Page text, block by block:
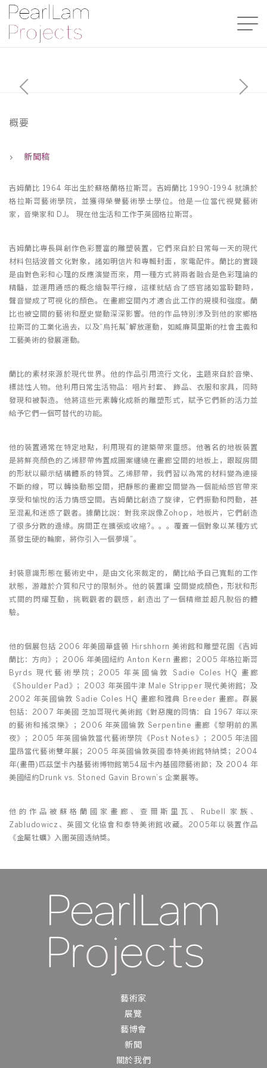
概要
新聞稿
吉姆蘭比 1964 年出生於蘇格蘭格拉斯哥。吉姆蘭比 1990-1994 就讀於
格拉斯哥藝術學院，並獲得榮譽藝術學士學位。他是⼀位當代視覺藝術
家，音樂家和 DJ。 現在他生活和工作于英國格拉斯哥。
吉姆蘭比專長與創作色彩豐富的雕塑裝置，它們來自於日常每一天的現代
材料包括波普文化對象，諸如明信片和專輯封面，家電配件。蘭比的實踐
是由對色彩和心理的反應演變而來，用一種方式將兩者融合是色彩理論的
精髓，並運用通感的概念繪製平行線，這樣就結合了感官諸如當聆聽時，
聲音變成了可視化的顏色。在畫廊空間內才適合此工作的規模和強度。蘭
比也被空間的藝術和歷史變動深深影響。他的作品特別涉及到他的家鄉格
拉斯哥的工業化過去，以及“烏托幫”解放運動，如威廉莫里斯的社會主義和
工藝美術的發展運動。
蘭比的素材來源於現代世界。他的作品引用流行文化，主題來自於音樂、
標誌性人物。他利用日常生活物品：唱片封套、 飾品、衣服和家具，同時
發現和被製造。他將這些元素轉化成新的雕塑形式，賦予它們新的活力並
給予它們一個可替代的功能。
他的裝置通常在特定地點，利用現有的建築帶來靈感。他著名的地板裝置
是將鮮亮顏色的乙烯膠帶佈置成圖案纏繞在畫廊空間的地板上，跟蹤房間
的形狀以顯示結構體系的特質。乙烯膠帶，我們習以為常的材料變為連接
不斷的線，可以轉換動態空間，把靜態的畫廊空間變為一個能給感官帶來
享受和愉悅的活力情感空間。吉姆蘭比創造了旋律，它們振動和閃動，甚
至混亂和迷惑了觀者。據蘭比說：對我來說像Zohop，地板片，它們創造
了很多分散的邊緣。房間正在擴張或收縮?。。。覆蓋一個對象以某種方式
蒸發生硬的輪廓，將你引入一個夢境“。
封裝意識形態在藝術史中，是由文化來裁定的，蘭比給予自己寬鬆的工作
狀態，游離於介質和尺寸的限制外。他的裝置讓 空間變成顏色，形狀和形
式間的閃耀互動，挑戰觀者的觀感，創造出了一個精緻並超凡脫俗的體
驗。
他的個展包括 2006 年美國華盛頓 Hirshhorn 美術館和雕塑花園《吉姆
蘭比：方向》；2006 年美國紐約 Anton Kern 畫廊；2005 年格拉斯哥
Byrds 現代藝術學院；2005 年英國倫敦 Sadie Coles HQ 畫廊
《Shoulder Pad》；2003 年英國牛津 Male Stripper 現代美術館；及
2002 年英國倫敦 Sadie Coles HQ 畫廊和雅典 Breeder 畫廊。群展
包括：2007 年美國 芝加哥現代美術館《對惡魔的同情：自 1967 年以來
的藝術和搖滾樂》；2006 年英國倫敦 Serpentine 畫廊《黎明前的黑
夜》；2005 年英國倫敦當代藝術學院《Post Notes》；2005 年法國
里昂當代藝術雙年展；2005 年英國倫敦英國泰特美術館特納獎；2004
年(畫冊)匹茲堡卡內基藝術博物館第54屆卡內基國際藝術節；及 2004 年
美國紐約Drunk vs. Stoned Gavin Brown’s 企業展等。
他的作品被蘇格蘭國家畫廊、查爾斯里瓦、Rubell 家族、
Zabludowicz、英國文化協會和泰特美術館收藏。2005年以裝置作品
《金屬牡蠣》入圍英國透納獎。
藝術家
展覽
藝博會
新聞
關於我們